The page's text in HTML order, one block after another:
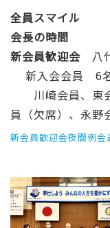
全員スマイル
会長の時間
新会員歓迎会 八
新入会会員 6
川崎会員、東会
員（欠席）、永野
新会員歓迎会夜間例会